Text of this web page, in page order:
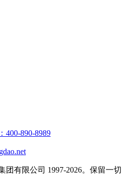
400-890-8989
团有限公司 1997-2026。保留一切